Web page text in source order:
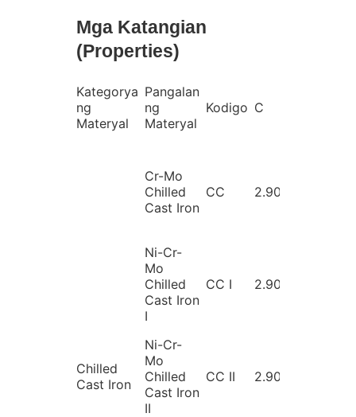
Mga Katangian
(Properties)
Kategorya
ng
Materyal
Pangalan
ng
Materyal
Kodigo C
Chilled
Cast Iron
Cr-Mo
Chilled
Cast Iron
CC 2.90~3.60
Ni-Cr-
Mo
Chilled
Cast Iron
I
CC I 2.90~3.60
Ni-Cr-
Mo
Chilled
Cast Iron
II
CC II 2.90~3.60